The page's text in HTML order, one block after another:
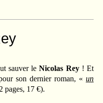
sauver leNicolas Rey! Et
son dernier roman, « un
pages, 17 €).